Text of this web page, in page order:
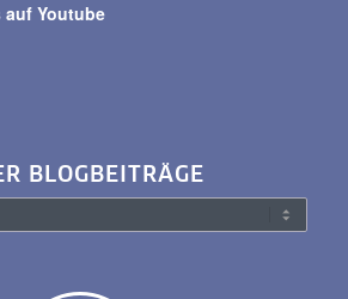
auf Youtube
BLOGBEITRÄGE